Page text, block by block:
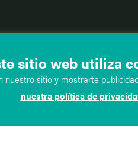
sitio web utiliza
sitio y mostrarte
nuestra política de